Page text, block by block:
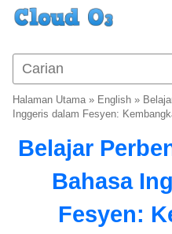
Halaman Utama» English »
Inggeris dalam Fesyen:
Belajar
Bahasa
Fesyen: